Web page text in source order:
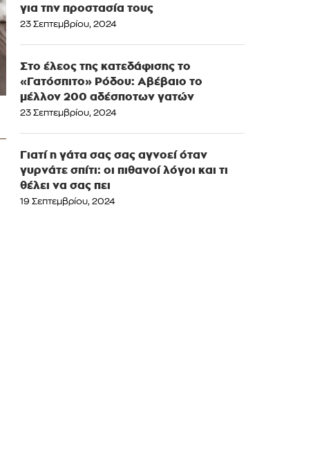
για την προστασία τους
23 Σεπτεμβρίου, 2024
Στο έλεος της κατεδάφισης το
«Γατόσπιτο» Ρόδου: Αβέβαιο το
μέλλον 200 αδέσποτων γατών
23 Σεπτεμβρίου, 2024
Γιατί η γάτα σας σας αγνοεί όταν
γυρνάτε σπίτι: οι πιθανοί λόγοι και τι
θέλει να σας πει
19 Σεπτεμβρίου, 2024